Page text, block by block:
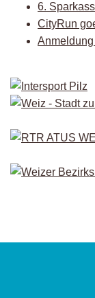
6.
CityRun